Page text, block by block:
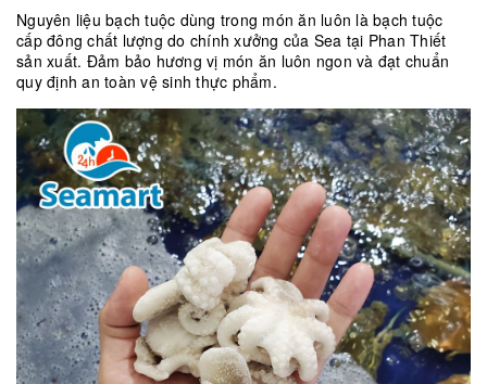
Nguyên liệu bạch tuộc dùng trong món ăn luôn là bạch tuộc
cấp đông chất lượng do chính xưởng của Sea tại Phan Thiết
sản xuất. Đảm bảo hương vị món ăn luôn ngon và đạt chuẩn
quy định an toàn vệ sinh thực phẩm.